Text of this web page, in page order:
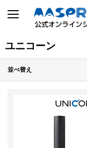
ユニコーン
並べ替え